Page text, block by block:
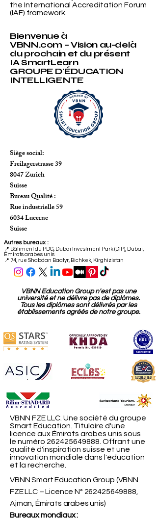
the International Accreditation Forum
(IAF) framework.
Bienvenue à
VBNN.com – Vision au-delà
du prochain et du présent
IA SmartLearn
GROUPE D'ÉDUCATION
INTELLIGENTE
Siège social:
Freilagerstrasse 39
8047 Zurich
Suisse
Bureau Qualité :
Rue industrielle 59
6034 Lucerne
Suisse
Autres bureaux :
📍 Bâtiment du PDG, Dubai Investment Park (DIP), Dubaï,
Émirats arabes unis
📍 74, rue Shabdan Baatyr, Bichkek, Kirghizistan
VBNN Education Group n'est pas une
université et ne délivre pas de diplômes.
Tous les diplômes sont délivrés par les
établissements agréés de notre groupe.
VBNN FZE LLC. Une société du groupe
Smart Education. Titulaire d'une
licence aux Émirats arabes unis sous
le numéro 262425649888. Offrant une
qualité d'inspiration suisse et une
innovation mondiale dans l'éducation
et la recherche.
VBNN Smart Education Group (VBNN
FZE LLC – Licence N° 262425649888,
Ajman, Émirats arabes unis)
Bureaux mondiaux :